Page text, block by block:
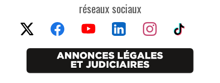
réseaux sociaux